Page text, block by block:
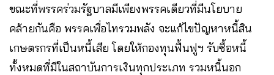
ขณะที่พรรคร่วมรัฐบาลมีเพียงพรรคเดียวที่มีนโยบาย
คล้ายกันคือ พรรคเพื่อไทรวมพลัง จะแก้ไขปัญหาหนี้สิน
เกษตรกรที่เป็นหนี้เสีย โดยให้กองทุนฟื้นฟูฯ รับซื้อหนี้
ทั้งหมดที่มีในสถาบันการเงินทุกประเภท รวมหนี้นอก